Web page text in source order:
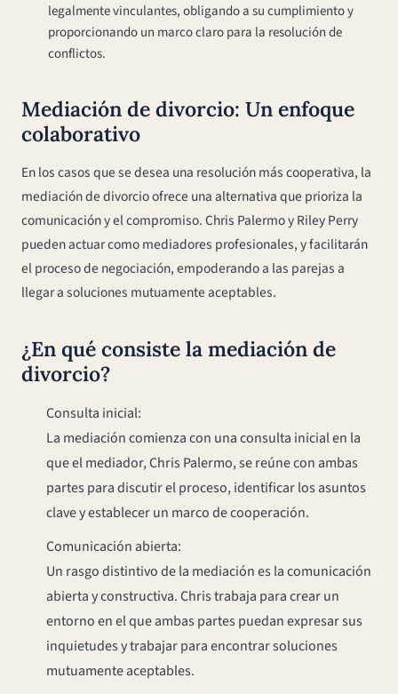
legalmente vinculantes, obligando a su cumplimiento y
proporcionando un marco claro para la resolución de
conflictos.
Mediación de divorcio: Un enfoque
colaborativo
En los casos que se desea una resolución más cooperativa, la
mediación de divorcio ofrece una alternativa que prioriza la
comunicación y el compromiso. Chris Palermo y Riley Perry
pueden actuar como mediadores profesionales, y facilitarán
el proceso de negociación, empoderando a las parejas a
llegar a soluciones mutuamente aceptables.
¿En qué consiste la mediación de
divorcio?
Consulta inicial:
La mediación comienza con una consulta inicial en la
que el mediador, Chris Palermo, se reúne con ambas
partes para discutir el proceso, identificar los asuntos
clave y establecer un marco de cooperación.
Comunicación abierta:
Un rasgo distintivo de la mediación es la comunicación
abierta y constructiva. Chris trabaja para crear un
entorno en el que ambas partes puedan expresar sus
inquietudes y trabajar para encontrar soluciones
mutuamente aceptables.